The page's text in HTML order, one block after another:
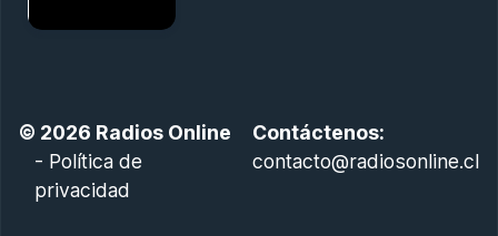
© 2026 Radios Online
- Política de
privacidad
Contáctenos:
contacto@radiosonline.cl